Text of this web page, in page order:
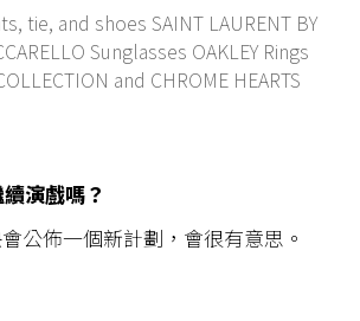
tie, and shoes SAINT LAURENT BY
Sunglasses OAKLEY Rings
and CHROME HEARTS
演戲嗎？
公佈一個新計劃，會很有意思。